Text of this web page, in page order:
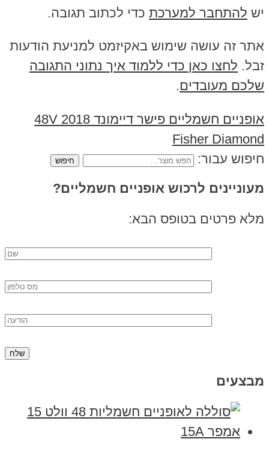
יש להתחבר למערכת כדי לכתוב תגובה.
אתר זה עושה שימוש באקיזמט למניעת הודעות
זבל. לחצו כאן כדי ללמוד איך נתוני התגובה
שלכם מעובדים.
אופניים חשמליים פישר דיימונד 2018 48V
Fisher Diamond
חיפוש עבור:
מעוניינים לרכוש אופניים חשמליים?
מלא פרטים בטופס הבא:
מבצעים